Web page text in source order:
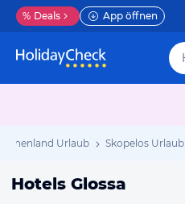
% Deals App öffnen
Urlaub Skopelos Urlaub
Hotels Glossa